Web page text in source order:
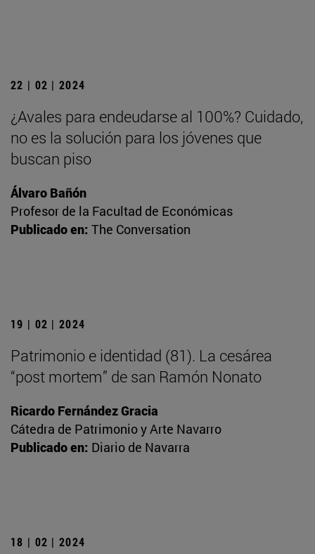
22 | 02 | 2024
¿Avales para endeudarse al 100%? Cuidado,
no es la solución para los jóvenes que
buscan piso
Álvaro Bañón
Profesor de la Facultad de Económicas
Publicado en: The Conversation
19 | 02 | 2024
Patrimonio e identidad (81). La cesárea
“post mortem” de san Ramón Nonato
Ricardo Fernández Gracia
Cátedra de Patrimonio y Arte Navarro
Publicado en: Diario de Navarra
18 | 02 | 2024